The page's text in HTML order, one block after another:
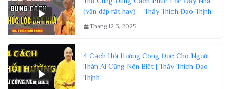
(vấn đáp rất hay) – Thầy Thích Đạo Thịnh
Tháng 12 3, 2025
4 Cách Hồi Hướng Công Đức Cho Người
Thân Ai Cũng Nên Biết | Thầy Thích Đạo
Thịnh